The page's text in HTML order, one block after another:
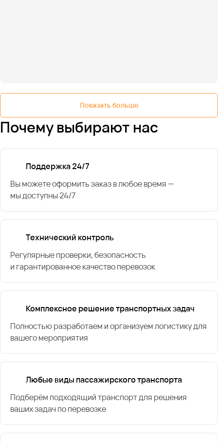
Показать больше
Почему выбирают нас
Поддержка 24/7
Вы можете оформить заказ в любое время —
мы доступны 24/7
Технический контроль
Регулярные проверки, безопасность
и гарантированное качество перевозок
Комплексное решение транспортных задач
Полностью разработаем и организуем логистику для
вашего мероприятия
Любые виды пассажирского транспорта
Подберём подходящий транспорт для решения
ваших задач по перевозке